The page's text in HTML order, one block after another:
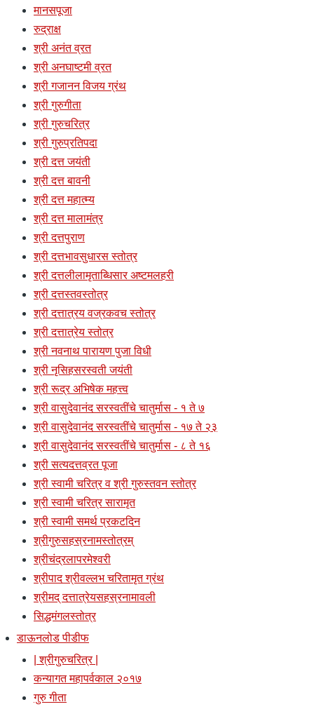
मानसपूजा
रुद्राक्ष
श्री अनंत व्रत
श्री अनघाष्टमी व्रत
श्री गजानन विजय ग्रंथ
श्री गुरुगीता
श्री गुरुचरित्र
श्री गुरुप्रतिपदा
श्री दत्त जयंती
श्री दत्त बावनी
श्री दत्त महात्म्य
श्री दत्त मालामंत्र
श्री दत्तपुराण
श्री दत्तभावसुधारस स्तोत्र
श्री दत्तलीलामृताब्धिसार अष्टमलहरी
श्री दत्तस्तवस्तोत्र
श्री दत्तात्रय वज्रकवच स्तोत्र
श्री दत्तात्रेय स्तोत्र
श्री नवनाथ पारायण पुजा विधी
श्री नृसिहसरस्वती जयंती
श्री रूद्र अभिषेक महत्त्व
श्री वासुदेवानंद सरस्वतींचे चातुर्मास - १ ते ७
श्री वासुदेवानंद सरस्वतींचे चातुर्मास - १७ ते २३
श्री वासुदेवानंद सरस्वतींचे चातुर्मास - ८ ते १६
श्री सत्यदत्तव्रत पूजा
श्री स्वामी चरित्र व श्री गुरुस्तवन स्तोत्र
श्री स्वामी चरित्र सारामृत
श्री स्वामी समर्थ प्रकटदिन
श्रीगुरुसहस्रनामस्तोत्रम्
श्रीचंद्रलापरमेश्वरी
श्रीपाद श्रीवल्लभ चरितामृत ग्रंथ
श्रीमद् दत्तात्रेयसहस्रनामावली
सिद्धमंगलस्तोत्र
डाऊनलोड पीडीफ
| श्रीगुरुचरित्र |
कन्यागत महापर्वकाल २०१७
गुरु गीता